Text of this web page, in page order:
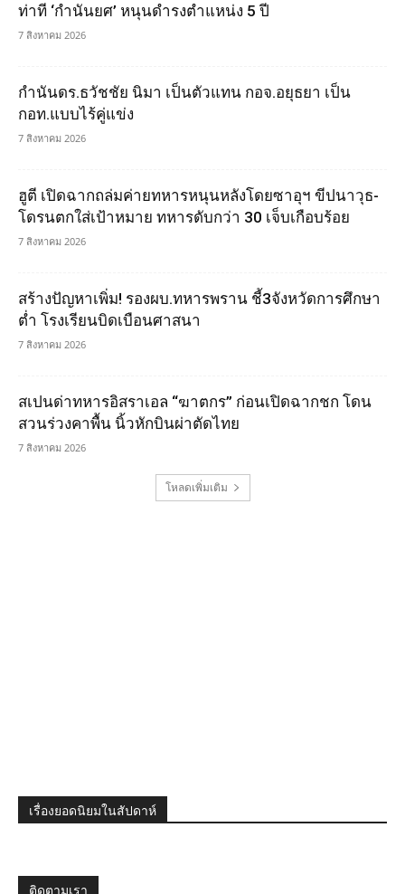
ท่าที ‘กำนันยศ’ หนุนดำรงตำแหน่ง 5 ปี
7 สิงหาคม 2026
กำนันดร.ธวัชชัย นิมา เป็นตัวแทน กอจ.อยุธยา เป็น
กอท.แบบไร้คู่แข่ง
7 สิงหาคม 2026
ฮูตี เปิดฉากถล่มค่ายทหารหนุนหลังโดยซาอุฯ ขีปนาวุธ-
โดรนตกใส่เป้าหมาย ทหารดับกว่า 30 เจ็บเกือบร้อย
7 สิงหาคม 2026
สร้างปัญหาเพิ่ม! รองผบ.ทหารพราน ชี้3จังหวัดการศึกษา
ต่ำ โรงเรียนบิดเบือนศาสนา
7 สิงหาคม 2026
สเปนด่าทหารอิสราเอล “ฆาตกร” ก่อนเปิดฉากชก โดน
สวนร่วงคาพื้น นิ้วหักบินผ่าตัดไทย
7 สิงหาคม 2026
โหลดเพิ่มเติม
เรื่องยอดนิยมในสัปดาห์
ติดตามเรา